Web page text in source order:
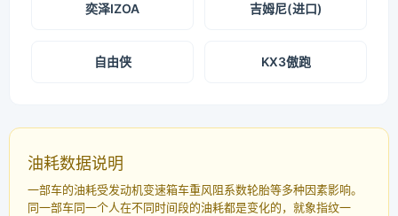
奕泽IZOA 吉姆尼(进口)
自由侠 KX3傲跑
油耗数据说明
一部车的油耗受发动机变速箱车重风阻系数轮胎等多种因素影响。
同一部车同一个人在不同时间段的油耗都是变化的，就象指纹一